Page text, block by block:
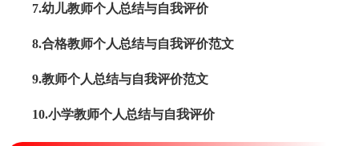
7.幼儿教师个人总结与自我评价
8.合格教师个人总结与自我评价范文
9.教师个人总结与自我评价范文
10.小学教师个人总结与自我评价